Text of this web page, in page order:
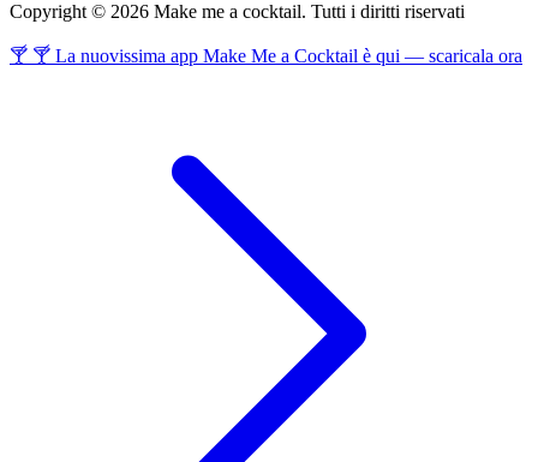
Copyright © 2026 Make me a cocktail. Tutti i diritti riservati
🍸 🍸 La nuovissima app Make Me a Cocktail è qui — scaricala ora